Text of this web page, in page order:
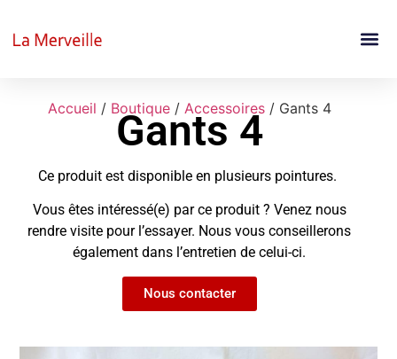
Accueil / Boutique/ Accessoires/ Gants 4
Gants 4
Ce produit est disponible en plusieurs pointures.
Vous êtes intéressé(e) par ce produit ? Venez nous
rendre visite pour l’essayer. Nous vous conseillerons
également dans l’entretien de celui-ci.
Nous contacter